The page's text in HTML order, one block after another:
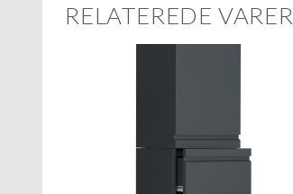
RELATEREDE VARER